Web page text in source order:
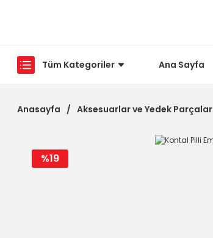
Tüm Kategoriler Ana Sayfa
Anasayfa Aksesuarlar ve Yedek Parçalar
%19